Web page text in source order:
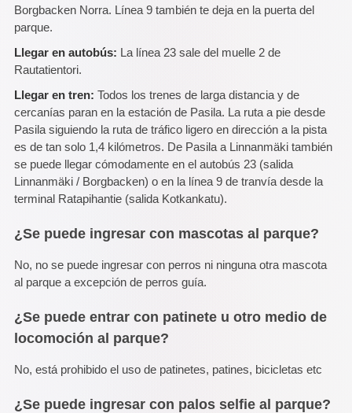
Borgbacken Norra. Línea 9 también te deja en la puerta del
parque.
Llegar en autobús: La línea 23 sale del muelle 2 de
Rautatientori.
Llegar en tren: Todos los trenes de larga distancia y de
cercanías paran en la estación de Pasila. La ruta a pie desde
Pasila siguiendo la ruta de tráfico ligero en dirección a la pista
es de tan solo 1,4 kilómetros. De Pasila a Linnanmäki también
se puede llegar cómodamente en el autobús 23 (salida
Linnanmäki / Borgbacken) o en la línea 9 de tranvía desde la
terminal Ratapihantie (salida Kotkankatu).
¿Se puede ingresar con mascotas al parque?
No, no se puede ingresar con perros ni ninguna otra mascota
al parque a excepción de perros guía.
¿Se puede entrar con patinete u otro medio de
locomoción al parque?
No, está prohibido el uso de patinetes, patines, bicicletas etc
¿Se puede ingresar con palos selfie al parque?